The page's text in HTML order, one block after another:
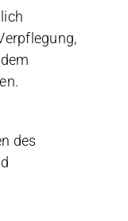
des